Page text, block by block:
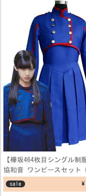
【欅坂464枚目シングル制
協和音 ワンピースセット
坂 ブルー 制服コスプレ衣
sale ¥